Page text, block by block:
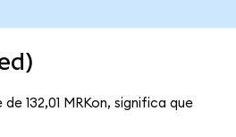
132,01 MRKon, significa que